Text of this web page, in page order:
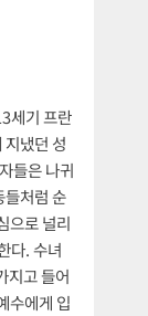
세기 프란
냈던 성
들은 나귀
들처럼 순
으로 널리
다. 수녀
지고 들어
수에게 입